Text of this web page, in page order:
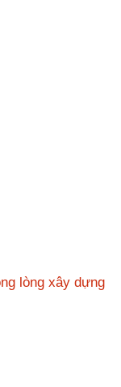
lòng xây dựng